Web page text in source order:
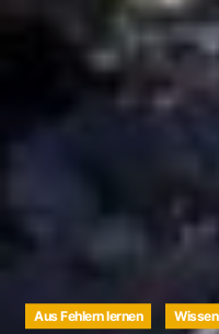
Aus Fehlern lernen Wissen